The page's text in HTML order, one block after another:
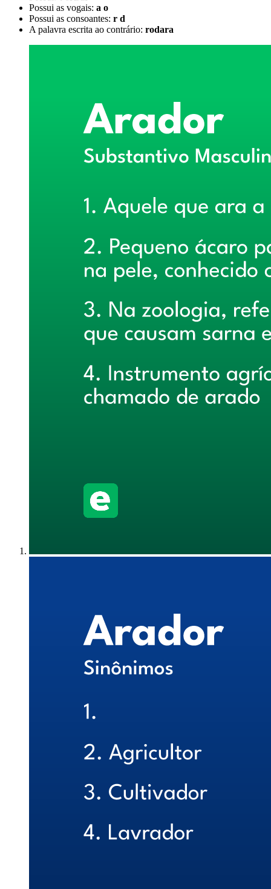
Possui as vogais: a o
Possui as consoantes: r d
A palavra escrita ao contrário: rodara